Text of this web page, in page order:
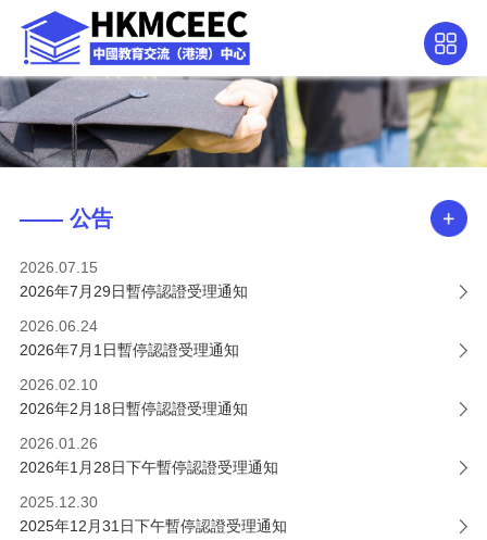
—— 公告
2026.07.15
2026年7月29日暫停認證受理通知
2026.06.24
2026年7月1日暫停認證受理通知
2026.02.10
2026年2月18日暫停認證受理通知
2026.01.26
2026年1月28日下午暫停認證受理通知
2025.12.30
2025年12月31日下午暫停認證受理通知